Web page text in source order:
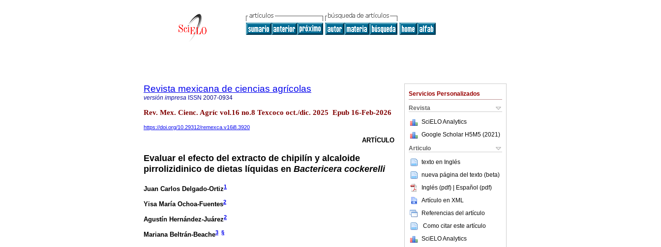
Servicios Personalizados
Revista
SciELO Analytics
Google Scholar H5M5 (2021 )
Articulo
texto en Inglés
nueva página del texto (beta)
Inglés (pdf) | Español (pdf)
Artículo en XML
Referencias del artículo
Como citar este artículo
SciELO Analytics
Revista mexicana de ciencias agrícolas
versión impresa ISSN 2007-0934
Rev. Mex. Cienc. Agríc vol.16 no.8 Texcoco oct./dic. 2025 Epub 16-Feb-2026
https://doi.org/10.29312/remexca.v16i8.3920
ARTÍCULO
Evaluar el efecto del extracto de chipilín y alcaloide
pirrolizidinico de dietas líquidas en Bactericera cockerelli
Juan Carlos Delgado-Ortiz1
Yisa María Ochoa-Fuentes2
Agustín Hernández-Juárez2
Mariana Beltrán-Beache3 §